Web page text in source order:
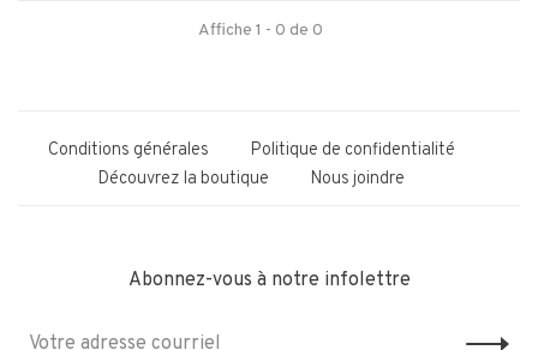
Affiche 1 - 0 de 0
Conditions générales
Politique de confidentialité
Découvrez la boutique
Nous joindre
Abonnez-vous à notre infolettre